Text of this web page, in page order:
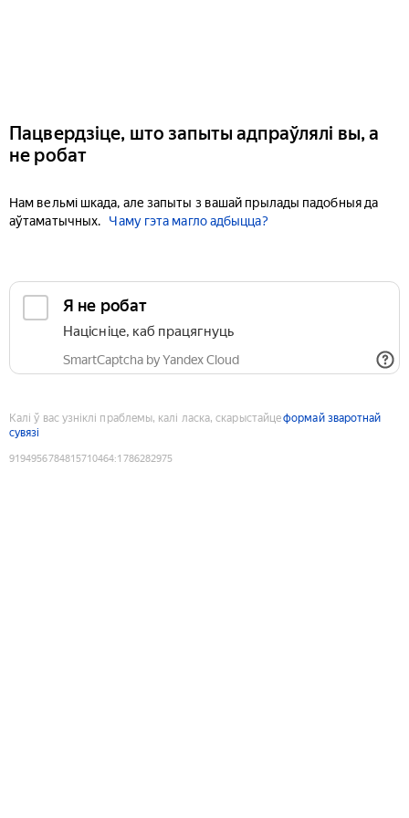
Пацвердзіце, што запыты адпраўлялі вы, а
не робат
Нам вельмі шкада, але запыты з вашай прылады падобныя да
аўтаматычных.
Чаму гэта магло адбыцца?
Я не робат
Націсніце, каб працягнуць
SmartCaptcha by Yandex Cloud
Калі ў вас узніклі праблемы, калі ласка, скарыстайцеформай зваротнай
сувязі
9194956784815710464:1786282975